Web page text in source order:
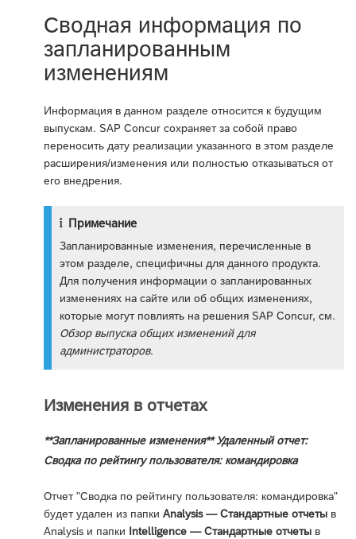
Сводная информация по
запланированным
изменениям
Информация в данном разделе относится к будущим
выпускам. SAP Concur сохраняет за собой право
переносить дату реализации указанного в этом разделе
расширения/изменения или полностью отказываться от
его внедрения.
Примечание
Запланированные изменения, перечисленные в
этом разделе, специфичны для данного продукта.
Для получения информации о запланированных
изменениях на сайте или об общих изменениях,
которые могут повлиять на решения SAP Concur, см.
Обзор выпуска общих изменений для
администраторов.
Изменения в отчетах
**Запланированные изменения** Удаленный отчет:
Сводка по рейтингу пользователя: командировка
Отчет "Сводка по рейтингу пользователя: командировка"
будет удален из папки Analysis — Стандартные отчеты в
Analysis и папки Intelligence — Стандартные отчеты в